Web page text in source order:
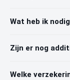
Wat heb ik
Zijn er nog
Welke